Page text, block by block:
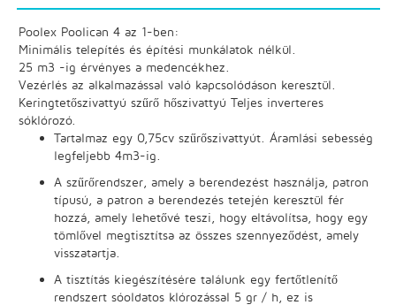
Poolex Poolican 4 az 1-ben:
Minimális telepítés és építési munkálatok nélkül.
25 m3 -ig érvényes a medencékhez.
Vezérlés az alkalmazással való kapcsolódáson keresztül.
Keringtetőszivattyú szűrő hőszivattyú Teljes inverteres
sóklórozó.
Tartalmaz egy 0,75cv szűrőszivattyút. Áramlási sebesség
legfeljebb 4m3-ig.
A szűrőrendszer, amely a berendezést használja, patron
típusú, a patron a berendezés tetején keresztül fér
hozzá, amely lehetővé teszi, hogy eltávolítsa, hogy egy
tömlővel megtisztítsa az összes szennyeződést, amely
visszatartja.
A tisztítás kiegészítésére találunk egy fertőtlenítő
rendszert sóoldatos klórozással 5 gr / h, ez is